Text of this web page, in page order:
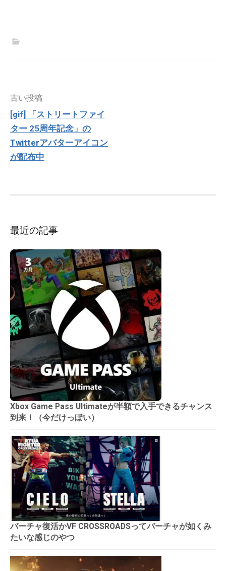
投
ナ
ビ
ゲ
ー
シ
古い投稿
[gif] 「ストリートファイ
ター 25周年記念」の
Twitterアバターアイコン
が配布中
最近の記事
Xbox Game Pass Ultimateが半額で入手できるチャンス
到来！（今だけっぽい）
バーチャ復活かVF CROSSROADSってバーチャが如くみ
たいな感じのやつ